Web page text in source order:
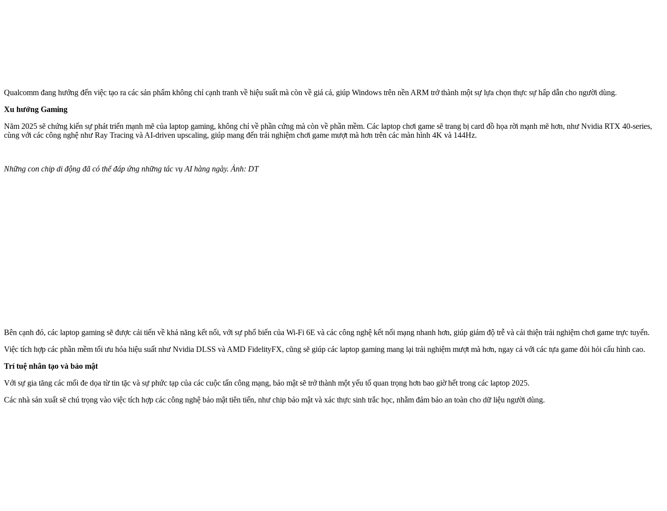
Qualcomm đang hướng đến việc tạo ra các sản phẩm không chỉ cạnh tranh về hiệu suất mà còn về giá cả, giúp Windows trên nền ARM trở thành một sự lựa chọn thực sự hấp dẫn cho người dùng.
Xu hướng Gaming
Năm 2025 sẽ chứng kiến sự phát triển mạnh mẽ của laptop gaming, không chỉ về phần cứng mà còn về phần mềm. Các laptop chơi game sẽ trang bị card đồ họa rời mạnh mẽ hơn, như Nvidia RTX 40-series,
cùng với các công nghệ như Ray Tracing và AI-driven upscaling, giúp mang đến trải nghiệm chơi game mượt mà hơn trên các màn hình 4K và 144Hz.
Những con chip di động đã có thể đáp ứng những tác vụ AI hàng ngày. Ảnh: DT
Bên cạnh đó, các laptop gaming sẽ được cải tiến về khả năng kết nối, với sự phổ biến của Wi-Fi 6E và các công nghệ kết nối mạng nhanh hơn, giúp giảm độ trễ và cải thiện trải nghiệm chơi game trực tuyến.
Việc tích hợp các phần mềm tối ưu hóa hiệu suất như Nvidia DLSS và AMD FidelityFX, cũng sẽ giúp các laptop gaming mang lại trải nghiệm mượt mà hơn, ngay cả với các tựa game đòi hỏi cấu hình cao.
Trí tuệ nhân tạo và bảo mật
Với sự gia tăng các mối đe dọa từ tin tặc và sự phức tạp của các cuộc tấn công mạng, bảo mật sẽ trở thành một yếu tố quan trọng hơn bao giờ hết trong các laptop 2025.
Các nhà sản xuất sẽ chú trọng vào việc tích hợp các công nghệ bảo mật tiên tiến, như chip bảo mật và xác thực sinh trắc học, nhằm đảm bảo an toàn cho dữ liệu người dùng.